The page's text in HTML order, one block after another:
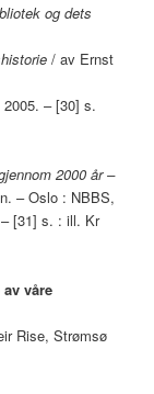
og dets
/ av Ernst
– [30] s.
2000 år –
– Oslo : NBBS,
[31] s. : ill. Kr
våre
Rise, Strømsø